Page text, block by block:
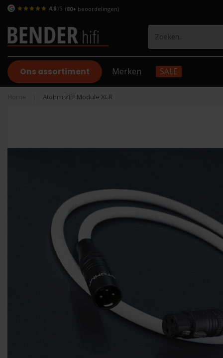
4.8 /5 (80+ beoordelingen)
Ons assortiment Merken SALE
Home Atohm ZEF Module XLR